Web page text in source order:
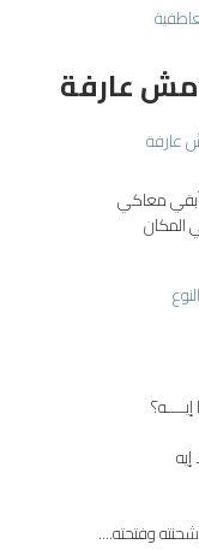
مش عارفة
معاكي
المكان